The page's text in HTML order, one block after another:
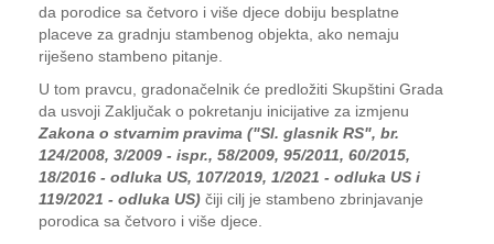
da porodice sa četvoro i više djece dobiju besplatne
placeve za gradnju stambenog objekta, ako nemaju
riješeno stambeno pitanje.
U tom pravcu, gradonačelnik će predložiti Skupštini Grada
da usvoji Zaključak o pokretanju inicijative za izmjenu
Zakona o stvarnim pravima ("Sl. glasnik RS", br.
124/2008, 3/2009 - ispr., 58/2009, 95/2011, 60/2015,
18/2016 - odluka US, 107/2019, 1/2021 - odluka US i
119/2021 - odluka US) čiji cilj je stambeno zbrinjavanje
porodica sa četvoro i više djece.